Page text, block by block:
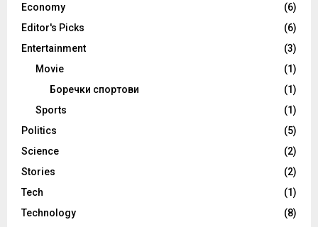
Economy
(6)
Editor's Picks
(6)
Entertainment
(3)
Movie
(1)
Боречки спортови
(1)
Sports
(1)
Politics
(5)
Science
(2)
Stories
(2)
Tech
(1)
Technology
(8)